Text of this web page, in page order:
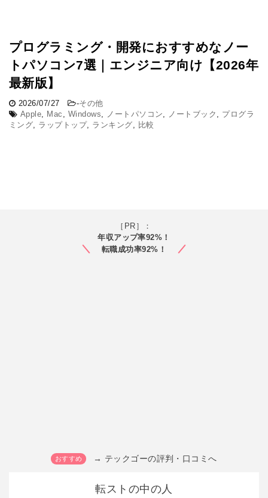
プログラミング・開発におすすめなノー
トパソコン7選｜エンジニア向け【2026年
最新版】
2026/07/27 -その他
Apple, Mac , Windows, ノートパソコン, ノートブック , プログラ
ミング, ラップトップ, ランキング, 比較
［PR］：
年収アップ率92%！
転職成功率92%！
→ テックゴーの評判・口コミへ
転ストの中の人